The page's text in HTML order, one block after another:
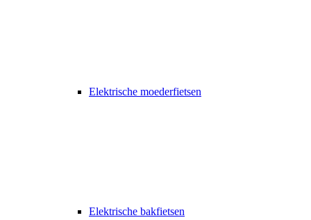
Elektrische moederfietsen
Elektrische bakfietsen